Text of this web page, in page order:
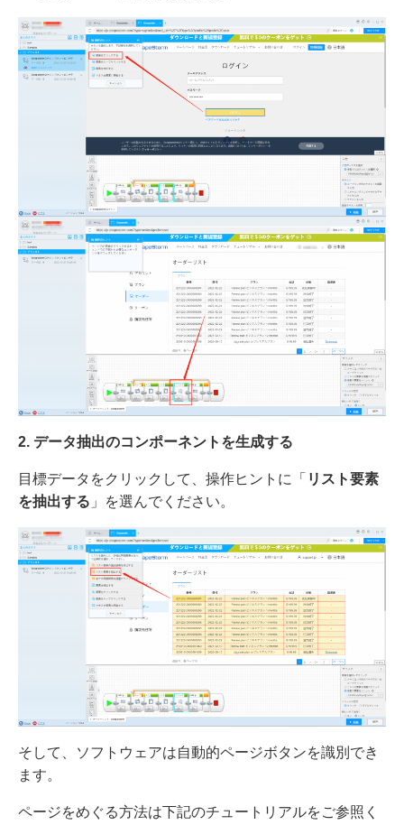
2. データ抽出のコンポーネントを生成する
目標データをクリックして、操作ヒントに「 リスト要素
を抽出する 」を選んでください。
そして、ソフトウェアは自動的ページボタンを識別でき
ます。
ページをめぐる方法は下記のチュートリアルをご参照く